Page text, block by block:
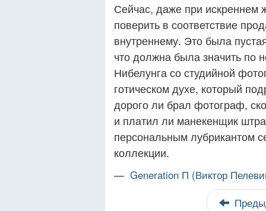
Сейчас, даже при искреннем
поверить в соответствие
внутреннему. Это была
что должна была значить по
Нибелунга со студийной
готическом духе, который
дорого ли брал фотограф,
и платил ли манекенщик
персональным лубрикантом
коллекции.
— Generation П (Виктор